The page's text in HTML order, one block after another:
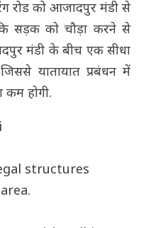
रोड को आजादपुर मंडी से
सड़क को चौड़ा करने से
मंडी के बीच एक सीधा
यातायात प्रबंधन में
कम होगी.
structures